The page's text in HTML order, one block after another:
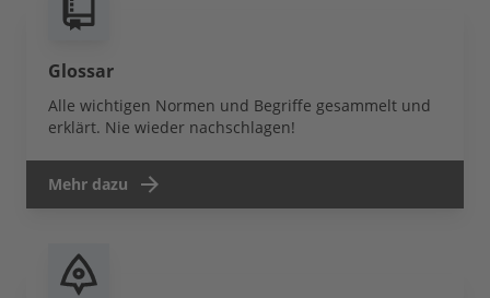
Glossar
Alle wichtigen Normen und Begriffe gesammelt und
erklärt. Nie wieder nachschlagen!
Mehr dazu